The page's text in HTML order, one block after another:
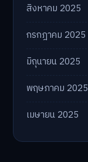
สิงหาคม 2025
กรกฎาคม 2025
มิถุนายน 2025
พฤษภาคม 2025
เมษายน 2025